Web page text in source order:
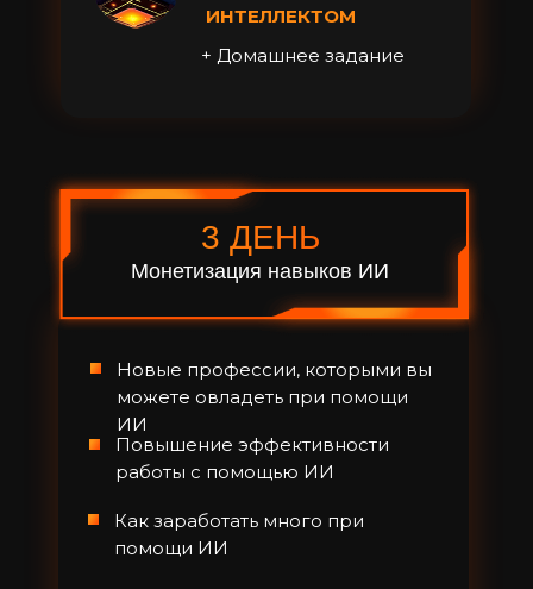
ИНТЕЛЛЕКТОМ
+ Домашнее задание
3 ДЕНЬ
Монетизация навыков ИИ
Новые профессии, которыми вы
можете овладеть при помощи
ИИ
Повышение эффективности
работы с помощью ИИ
Как заработать много при
помощи ИИ